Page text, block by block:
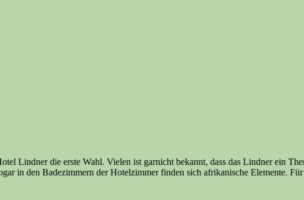
Lindner die erste Wahl. Vielen ist garnicht bekannt, dass das Lindner ein
in den Badezimmern der Hotelzimmer finden sich afrikanische Elemente.